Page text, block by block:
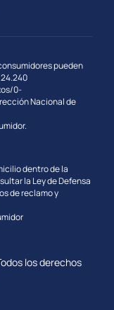
pueden
0-
Nacional de
dentro de la
la Ley de Defensa
de reclamo y
los derechos